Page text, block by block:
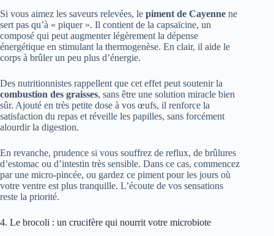
Si vous aimez les saveurs relevées, le piment de Cayenne ne
sert pas qu’à « piquer ». Il contient de la capsaïcine, un
composé qui peut augmenter légèrement la dépense
énergétique en stimulant la thermogenèse. En clair, il aide le
corps à brûler un peu plus d’énergie.
Des nutritionnistes rappellent que cet effet peut soutenir la
combustion des graisses, sans être une solution miracle bien
sûr. Ajouté en très petite dose à vos œufs, il renforce la
satisfaction du repas et réveille les papilles, sans forcément
alourdir la digestion.
En revanche, prudence si vous souffrez de reflux, de brûlures
d’estomac ou d’intestin très sensible. Dans ce cas, commencez
par une micro-pincée, ou gardez ce piment pour les jours où
votre ventre est plus tranquille. L’écoute de vos sensations
reste la priorité.
4. Le brocoli : un crucifère qui nourrit votre microbiote